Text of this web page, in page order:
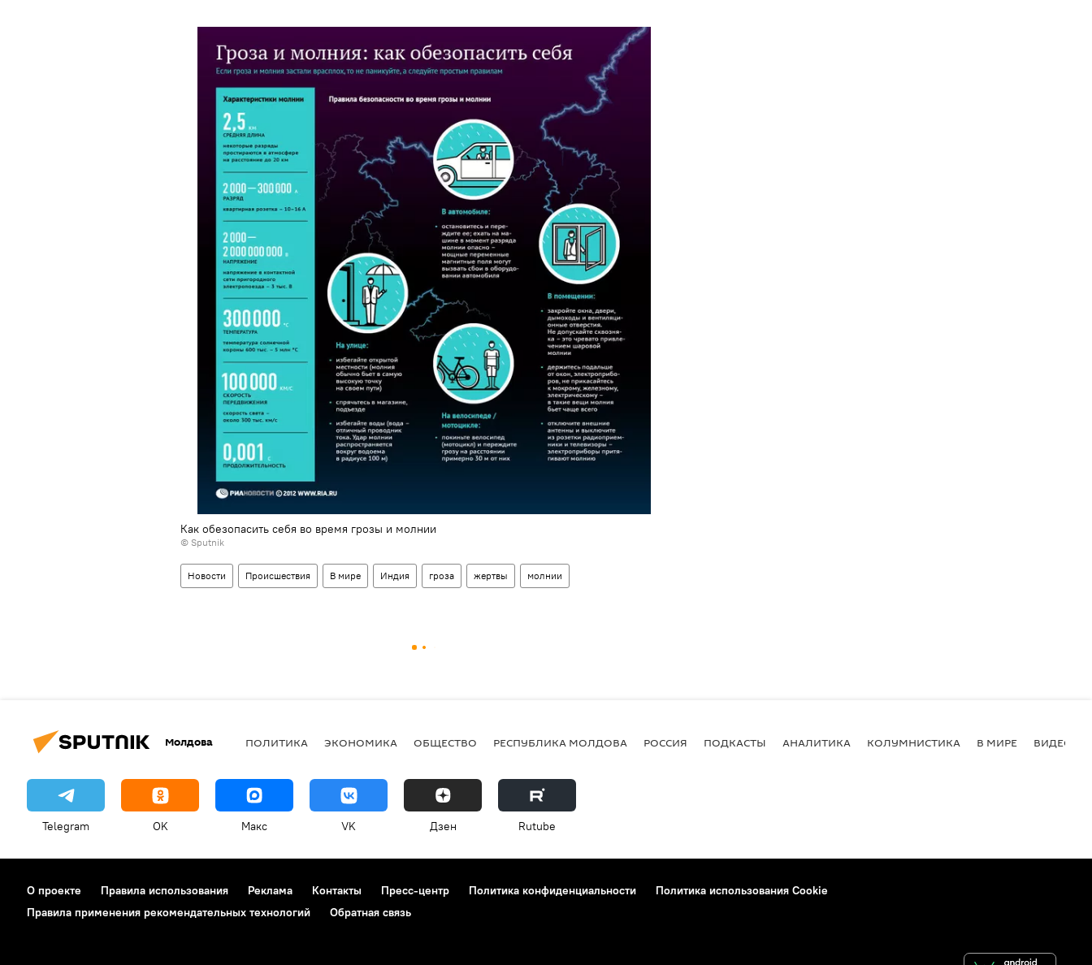
Как обезопасить себя во время грозы и молнии
© Sputnik
Новости Происшествия В мире Индия гроза жертвы молнии
Молдова ПОЛИТИКА ЭКОНОМИКА ОБЩЕСТВО РЕСПУБЛИКА МОЛДОВА РОССИЯ ПОДКАСТЫ АНАЛИТИКА КОЛУМНИСТИКА В МИРЕ ВИДЕО
Telegram OK Макс VK Дзен Rutube
О проекте Правила использования Реклама Контакты Пресс-центр Политика конфиденциальности
Политика использования Cookie
Правила применения рекомендательных технологий
Обратная связь